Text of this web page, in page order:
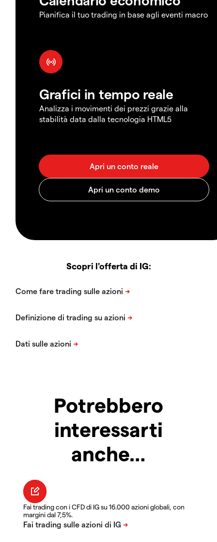
Pianifica il tuo trading in base agli eventi macro
Grafici in tempo reale
Analizza i movimenti dei prezzi grazie alla
stabilità data dalla tecnologia HTML5
Scopri l'offerta di IG:
Potrebbero
interessarti
anche…
Fai trading con i CFD di IG su 16.000 azioni globali, con
margini dal 7,5%.